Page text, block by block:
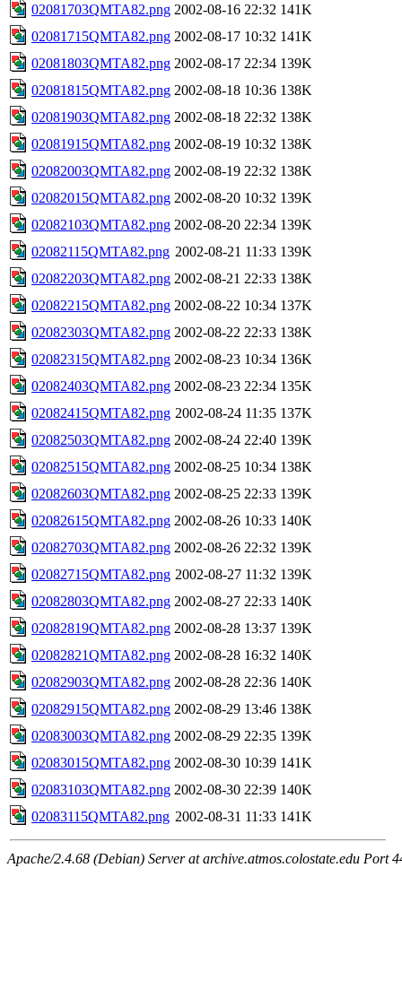
02081703QMTA82.png 2002-08-16 22:32 141K
02081715QMTA82.png 2002-08-17 10:32 141K
02081803QMTA82.png 2002-08-17 22:34 139K
02081815QMTA82.png 2002-08-18 10:36 138K
02081903QMTA82.png 2002-08-18 22:32 138K
02081915QMTA82.png 2002-08-19 10:32 138K
02082003QMTA82.png 2002-08-19 22:32 138K
02082015QMTA82.png 2002-08-20 10:32 139K
02082103QMTA82.png 2002-08-20 22:34 139K
02082115QMTA82.png 2002-08-21 11:33 139K
02082203QMTA82.png 2002-08-21 22:33 138K
02082215QMTA82.png 2002-08-22 10:34 137K
02082303QMTA82.png 2002-08-22 22:33 138K
02082315QMTA82.png 2002-08-23 10:34 136K
02082403QMTA82.png 2002-08-23 22:34 135K
02082415QMTA82.png 2002-08-24 11:35 137K
02082503QMTA82.png 2002-08-24 22:40 139K
02082515QMTA82.png 2002-08-25 10:34 138K
02082603QMTA82.png 2002-08-25 22:33 139K
02082615QMTA82.png 2002-08-26 10:33 140K
02082703QMTA82.png 2002-08-26 22:32 139K
02082715QMTA82.png 2002-08-27 11:32 139K
02082803QMTA82.png 2002-08-27 22:33 140K
02082819QMTA82.png 2002-08-28 13:37 139K
02082821QMTA82.png 2002-08-28 16:32 140K
02082903QMTA82.png 2002-08-28 22:36 140K
02082915QMTA82.png 2002-08-29 13:46 138K
02083003QMTA82.png 2002-08-29 22:35 139K
02083015QMTA82.png 2002-08-30 10:39 141K
02083103QMTA82.png 2002-08-30 22:39 140K
02083115QMTA82.png 2002-08-31 11:33 141K
Apache/2.4.68 (Debian) Server at archive.atmos.colostate.edu Port